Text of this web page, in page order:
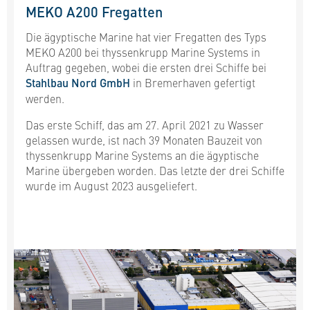
MEKO A200 Fregatten
Die ägyptische Marine hat vier Fregatten des Typs
MEKO A200 bei thyssenkrupp Marine Systems in
Auftrag gegeben, wobei die ersten drei Schiffe bei
Stahlbau Nord GmbH in Bremerhaven gefertigt
werden.
Das erste Schiff, das am 27. April 2021 zu Wasser
gelassen wurde, ist nach 39 Monaten Bauzeit von
thyssenkrupp Marine Systems an die ägyptische
Marine übergeben worden. Das letzte der drei Schiffe
wurde im August 2023 ausgeliefert.